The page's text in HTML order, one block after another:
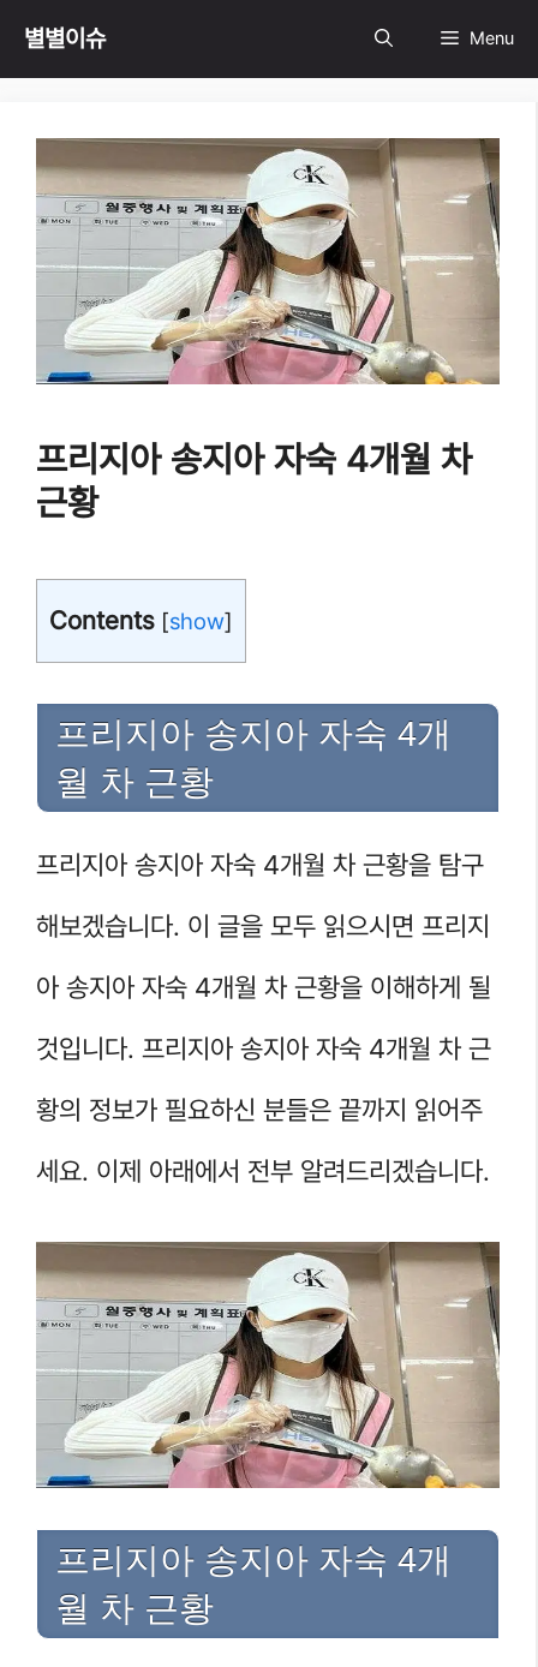
Skip
content
별별이슈 Menu
프리지아 송지아 자숙 4개월 차
근황
Contents [show]
프리지아 송지아 자숙 4개
월 차 근황
프리지아 송지아 자숙 4개월 차 근황을 탐구
해보겠습니다. 이 글을 모두 읽으시면 프리지
아 송지아 자숙 4개월 차 근황을 이해하게 될
것입니다. 프리지아 송지아 자숙 4개월 차 근
황의 정보가 필요하신 분들은 끝까지 읽어주
세요. 이제 아래에서 전부 알려드리겠습니다.
프리지아 송지아 자숙 4개
월 차 근황